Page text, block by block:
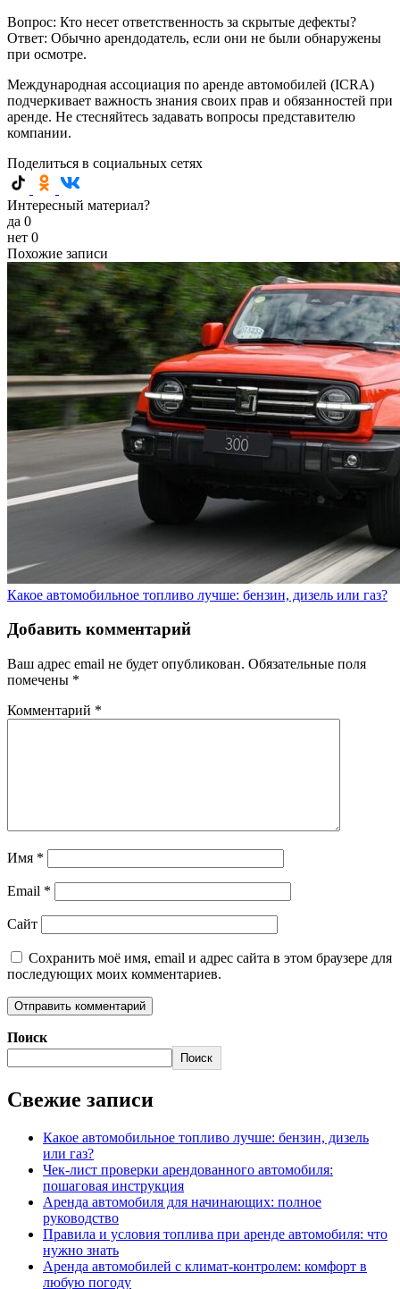
Вопрос: Кто несет ответственность за скрытые дефекты?
Ответ: Обычно арендодатель, если они не были обнаружены
при осмотре.
Международная ассоциация по аренде автомобилей (ICRA)
подчеркивает важность знания своих прав и обязанностей при
аренде. Не стесняйтесь задавать вопросы представителю
компании.
Поделиться в социальных сетях
Интересный материал?
да 0
нет 0
Похожие записи
Какое автомобильное топливо лучше: бензин, дизель или газ?
Добавить комментарий
Ваш адрес email не будет опубликован. Обязательные поля
помечены *
Комментарий *
Имя *
Email *
Сайт
Сохранить моё имя, email и адрес сайта в этом браузере для
последующих моих комментариев.
Поиск
Поиск
Свежие записи
Какое автомобильное топливо лучше: бензин, дизель
или газ?
Чек-лист проверки арендованного автомобиля:
пошаговая инструкция
Аренда автомобиля для начинающих: полное
руководство
Правила и условия топлива при аренде автомобиля: что
нужно знать
Аренда автомобилей с климат-контролем: комфорт в
любую погоду